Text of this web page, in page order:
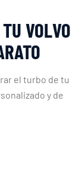
VOLVO
el turbo de tu
y de